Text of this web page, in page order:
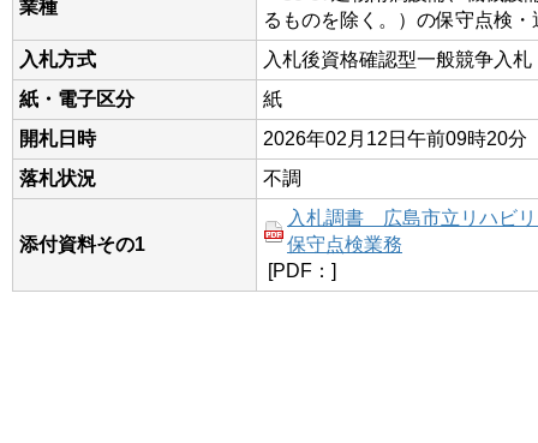
業種
るものを除く。）の保守点検・
入札方式
入札後資格確認型一般競争入札
紙・電子区分
紙
開札日時
2026年02月12日午前09時20分
落札状況
不調
添付資料その1
入札調書 広島市立リハビ
保守点検業務
[PDF：]